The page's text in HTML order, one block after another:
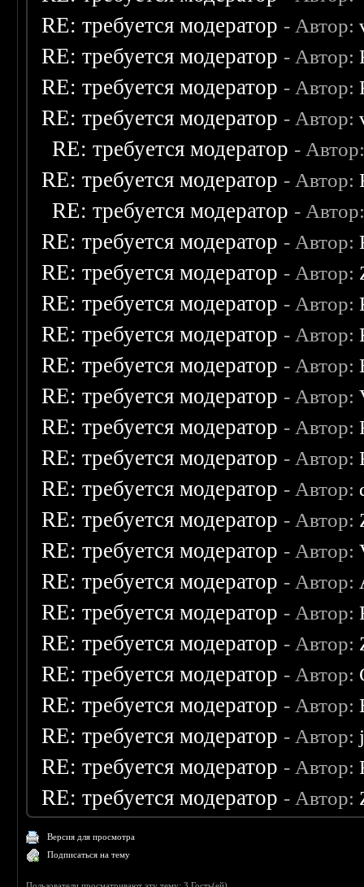
RE: требуется модератор - Автор:
RE: требуется модератор - Автор:
RE: требуется модератор - Автор:
RE: требуется модератор - Автор:
RE: требуется модератор -
RE: требуется модератор - Автор:
RE: требуется модератор -
RE: требуется модератор - Автор:
RE: требуется модератор - Автор:
RE: требуется модератор - Автор:
RE: требуется модератор - Автор:
RE: требуется модератор - Автор:
RE: требуется модератор - Автор:
RE: требуется модератор - Автор:
RE: требуется модератор - Автор:
RE: требуется модератор - Автор:
RE: требуется модератор - Автор:
RE: требуется модератор - Автор:
RE: требуется модератор - Автор:
RE: требуется модератор - Автор:
RE: требуется модератор - Автор:
RE: требуется модератор - Автор:
RE: требуется модератор - Автор:
RE: требуется модератор - Автор:
RE: требуется модератор - Автор:
RE: требуется модератор - Автор:
Версия для просмотра
Подписаться на тему